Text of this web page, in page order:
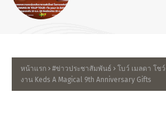
หน้าแรก #ข่าวประชาสัมพันธ์
โบว์ เมลดา โช
งาน Keds A Magical 9th Anniversary Gifts